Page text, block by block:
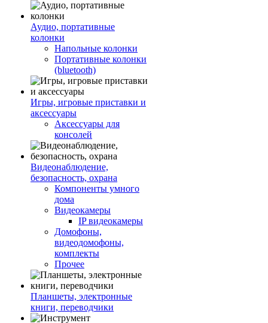
Аудио, портативные
колонки
Напольные колонки
Портативные колонки
(bluetooth)
Игры, игровые приставки и
аксессуары
Аксессуары для
консолей
Видеонаблюдение,
безопасность, охрана
Компоненты умного
дома
Видеокамеры
IP видеокамеры
Домофоны,
видеодомофоны,
комплекты
Прочее
Планшеты, электронные
книги, переводчики